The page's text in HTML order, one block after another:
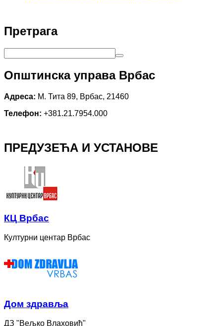
Претрага
Општинска управа Врбас
Адреса: М. Тита 89, Врбас, 21460
Телефон: +381.21.7954.000
ПРЕДУЗЕЋА И УСТАНОВЕ
КЦ Врбас
Културни центар Врбас
Дом здравља
ДЗ "Вељко Влаховић"